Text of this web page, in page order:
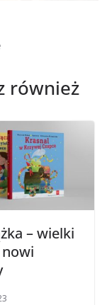
również
– wielki
nowi